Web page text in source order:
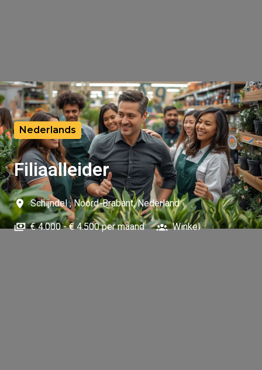
Nederlands
Filiaalleider
Schijndel, Noord-Brabant, Nederland
€ 4.000 - € 4.500 per maand Winkel